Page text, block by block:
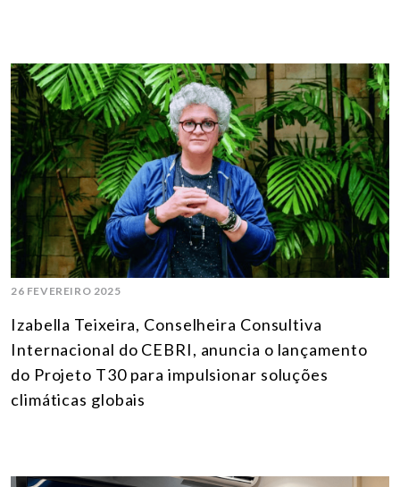
26 FEVEREIRO 2025
Izabella Teixeira, Conselheira Consultiva
Internacional do CEBRI, anuncia o lançamento
do Projeto T30 para impulsionar soluções
climáticas globais